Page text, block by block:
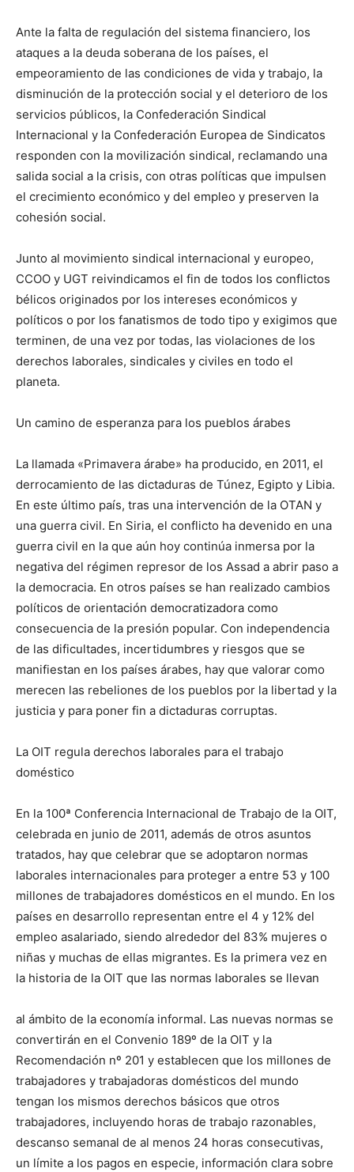
Ante la falta de regulación del sistema financiero, los
ataques a la deuda soberana de los países, el
empeoramiento de las condiciones de vida y trabajo, la
disminución de la protección social y el deterioro de los
servicios públicos, la Confederación Sindical
Internacional y la Confederación Europea de Sindicatos
responden con la movilización sindical, reclamando una
salida social a la crisis, con otras políticas que impulsen
el crecimiento económico y del empleo y preserven la
cohesión social.
Junto al movimiento sindical internacional y europeo,
CCOO y UGT reivindicamos el fin de todos los conflictos
bélicos originados por los intereses económicos y
políticos o por los fanatismos de todo tipo y exigimos que
terminen, de una vez por todas, las violaciones de los
derechos laborales, sindicales y civiles en todo el
planeta.
Un camino de esperanza para los pueblos árabes
La llamada «Primavera árabe» ha producido, en 2011, el
derrocamiento de las dictaduras de Túnez, Egipto y Libia.
En este último país, tras una intervención de la OTAN y
una guerra civil. En Siria, el conflicto ha devenido en una
guerra civil en la que aún hoy continúa inmersa por la
negativa del régimen represor de los Assad a abrir paso a
la democracia. En otros países se han realizado cambios
políticos de orientación democratizadora como
consecuencia de la presión popular. Con independencia
de las dificultades, incertidumbres y riesgos que se
manifiestan en los países árabes, hay que valorar como
merecen las rebeliones de los pueblos por la libertad y la
justicia y para poner fin a dictaduras corruptas.
La OIT regula derechos laborales para el trabajo
doméstico
En la 100ª Conferencia Internacional de Trabajo de la OIT,
celebrada en junio de 2011, además de otros asuntos
tratados, hay que celebrar que se adoptaron normas
laborales internacionales para proteger a entre 53 y 100
millones de trabajadores domésticos en el mundo. En los
países en desarrollo representan entre el 4 y 12% del
empleo asalariado, siendo alrededor del 83% mujeres o
niñas y muchas de ellas migrantes. Es la primera vez en
la historia de la OIT que las normas laborales se llevan
al ámbito de la economía informal. Las nuevas normas se
convertirán en el Convenio 189º de la OIT y la
Recomendación nº 201 y establecen que los millones de
trabajadores y trabajadoras domésticos del mundo
tengan los mismos derechos básicos que otros
trabajadores, incluyendo horas de trabajo razonables,
descanso semanal de al menos 24 horas consecutivas,
un límite a los pagos en especie, información clara sobre